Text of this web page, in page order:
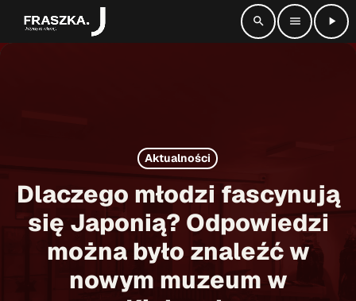
search menu
play_arrow
close
Strona główna
Informacje
Aktualności
Dlaczego młodzi fascynują
się Japonią? Odpowiedzi
można było znaleźć w
nowym muzeum w